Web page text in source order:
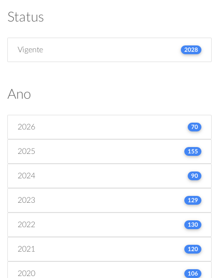
Status
Vigente 2028
Ano
2026 70
2025 155
2024 90
2023 129
2022 130
2021 120
2020 106